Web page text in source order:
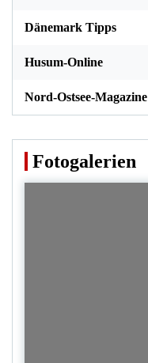
Dänemark Tipps
Husum-Online
Nord-Ostsee-Magazine
Fotogalerien